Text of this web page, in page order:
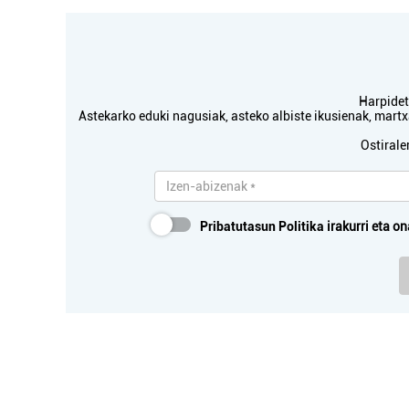
Astekarko eduki nagusiak, asteko albiste ikusienak,
Pribatutasun Politika irakurri eta